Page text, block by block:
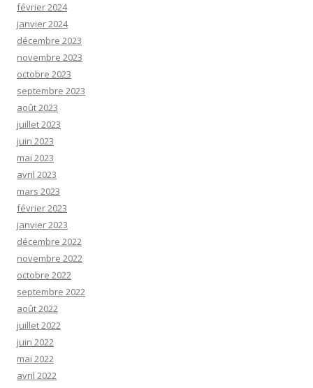
février 2024
janvier 2024
décembre 2023
novembre 2023
octobre 2023
septembre 2023
août 2023
juillet 2023
juin 2023
mai 2023
avril 2023
mars 2023
février 2023
janvier 2023
décembre 2022
novembre 2022
octobre 2022
septembre 2022
août 2022
juillet 2022
juin 2022
mai 2022
avril 2022